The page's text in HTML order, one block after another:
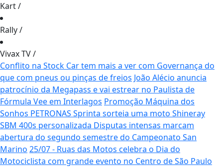
Kart/
Rally/
Vivax TV/
Conflito na Stock Car tem mais a ver com Governança do
que com pneus ou pinças de freios João Alécio anuncia
patrocínio da Megapass e vai estrear no Paulista de
Fórmula Vee em Interlagos Promoção Máquina dos
Sonhos PETRONAS Sprinta sorteia uma moto Shineray
SBM 400s personalizada Disputas intensas marcam
abertura do segundo semestre do Campeonato San
Marino 25/07 - Ruas das Motos celebra o Dia do
Motociclista com grande evento no Centro de São Paulo